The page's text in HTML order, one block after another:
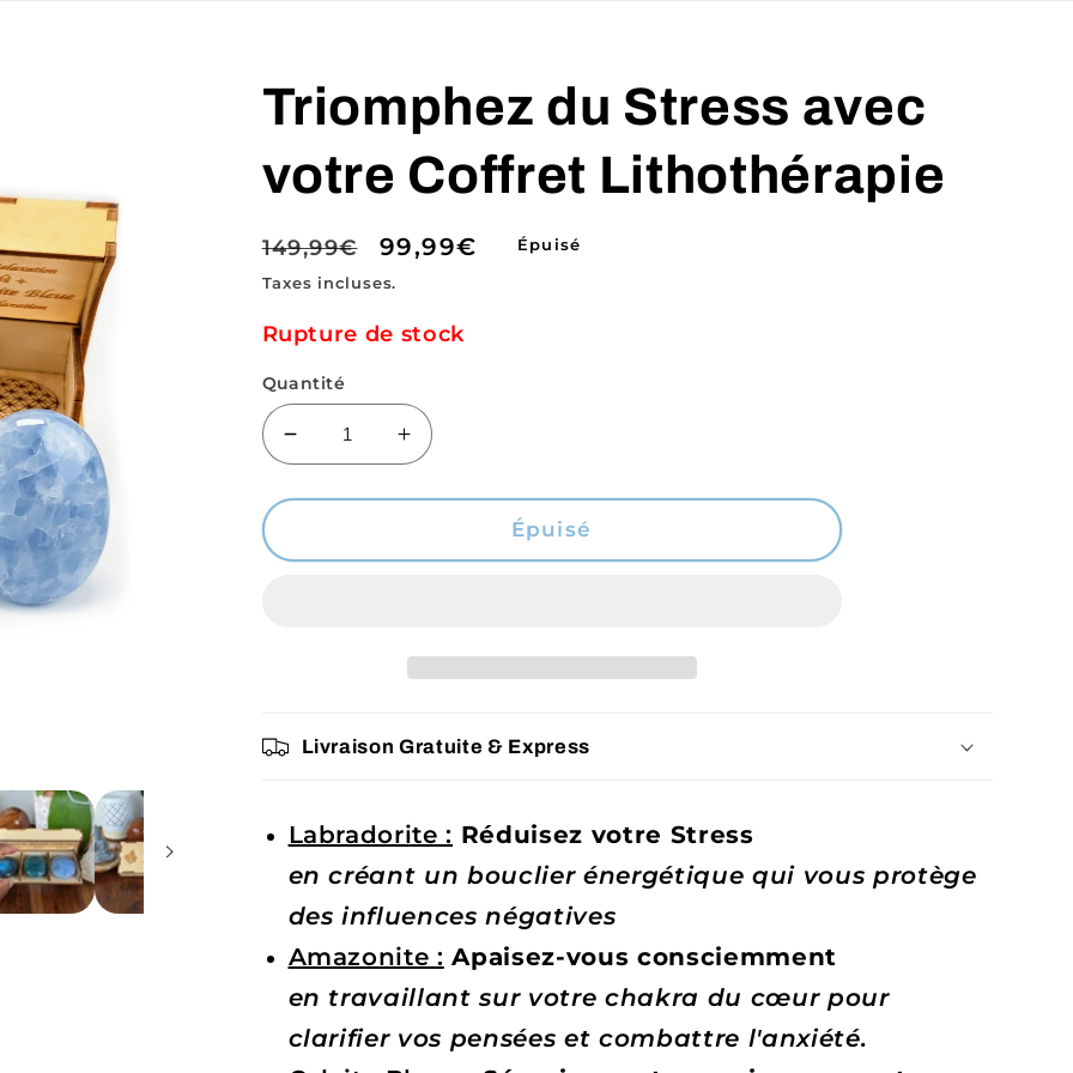
Triomphez du Stress avec
votre Coffret Lithothérapie
Prix
habituel
149,99€
Prix
soldé
99,99€ Épuisé
Taxes incluses.
Rupture de stock
Quantité
Réduire
la
quantité
Triomphez
Augmenter
la
quantité
Triomphez
votre
Épuisé
Livraison Gratuite & Express
Labradorite : Réduisez votre Stress
en créant un bouclier énergétique qui vous protège
des influences négatives
Amazonite : Apaisez-vous consciemment
en travaillant sur votre chakra du cœurpour
clarifier vos pensées et combattre l'anxiété.